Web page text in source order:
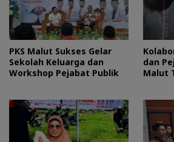
PKS Malut Sukses Gelar
Sekolah Keluarga dan
Workshop Pejabat Publik
dan
Malut